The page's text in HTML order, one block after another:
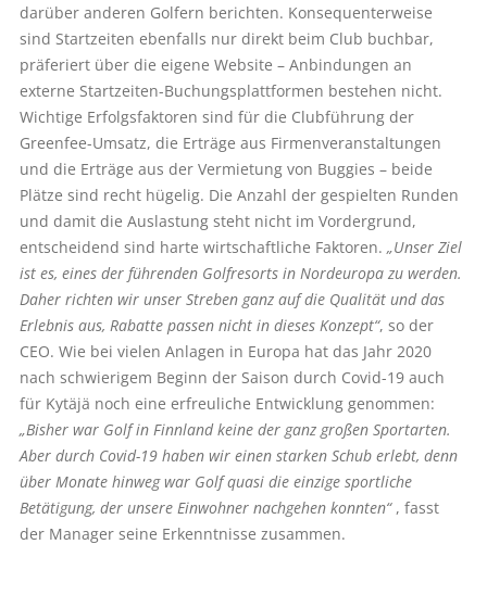
darüber anderen Golfern berichten. Konsequenterweise
sind Startzeiten ebenfalls nur direkt beim Club buchbar,
präferiert über die eigene Website – Anbindungen an
externe Startzeiten-Buchungsplattformen bestehen nicht.
Wichtige Erfolgsfaktoren sind für die Clubführung der
Greenfee-Umsatz, die Erträge aus Firmenveranstaltungen
und die Erträge aus der Vermietung von Buggies – beide
Plätze sind recht hügelig. Die Anzahl der gespielten Runden
und damit die Auslastung steht nicht im Vordergrund,
entscheidend sind harte wirtschaftliche Faktoren. „Unser Ziel
ist es, eines der führenden Golfresorts in Nordeuropa zu werden.
Daher richten wir unser Streben ganz auf die Qualität und das
Erlebnis aus, Rabatte passen nicht in dieses Konzept“, so der
CEO. Wie bei vielen Anlagen in Europa hat das Jahr 2020
nach schwierigem Beginn der Saison durch Covid-19 auch
für Kytäjä noch eine erfreuliche Entwicklung genommen:
„Bisher war Golf in Finnland keine der ganz großen Sportarten.
Aber durch Covid-19 haben wir einen starken Schub erlebt, denn
über Monate hinweg war Golf quasi die einzige sportliche
Betätigung, der unsere Einwohner nachgehen konnten“, fasst
der Manager seine Erkenntnisse zusammen.